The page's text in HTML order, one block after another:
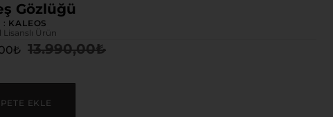
Gözlüğü
: KALEOS
Lisanslı Ürün
13.990,00₺
₺
EKLE